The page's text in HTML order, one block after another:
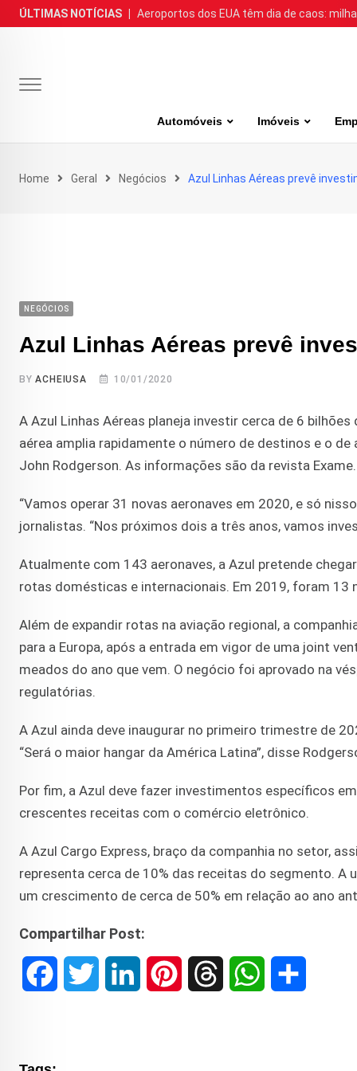
Skip
to
ÚLTIMAS NOTÍCIAS Aeroportos dos EUA têm dia de caos:
Automóveis Imóveis
Home Geral Negócios Azul Linhas Aéreas prevê
NEGÓCIOS
Azul Linhas Aéreas prevê
BYACHEIUSA 10/01/2020
A Azul Linhas Aéreas planeja investir cerca de 6
aérea amplia rapidamente o número de destinos e o
John Rodgerson. As informações são da revista Exame.
“Vamos operar 31 novas aeronaves em 2020, e só
jornalistas. “Nos próximos dois a três anos, vamos
Atualmente com 143 aeronaves, a Azul pretende
rotas domésticas e internacionais. Em 2019, foram 13
Além de expandir rotas na aviação regional, a
para a Europa, após a entrada em vigor de uma joint
meados do ano que vem. O negócio foi aprovado na
regulatórias.
A Azul ainda deve inaugurar no primeiro trimestre de
“Será o maior hangar da América Latina”, disse
Por fim, a Azul deve fazer investimentos específicos
crescentes receitas com o comércio eletrônico.
A Azul Cargo Express, braço da companhia no setor,
representa cerca de 10% das receitas do segmento.
um crescimento de cerca de 50% em relação ao ano
Compartilhar Post: